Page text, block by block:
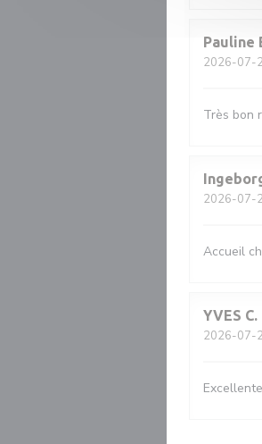
Pauline
2026-07-
Très bon
2026-07-
Accueil
YVES C
2026-07-